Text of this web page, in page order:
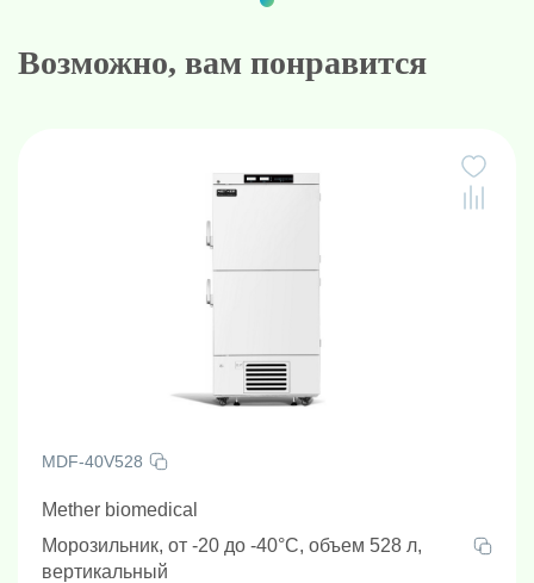
Возможно, вам понравится
MDF-40V528
Mether biomedical
Морозильник, от -20 до -40°C, объем 528 л,
вертикальный